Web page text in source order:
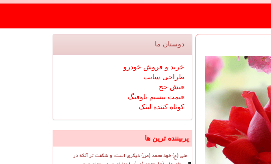
دوستان ما
خرید و فروش خودرو
طراحی سایت
فیش حج
قیمت بیسیم باوفنگ
کوتاه کننده لینک
پربیننده ترین ها
علی (ع) خود محمد (ص) دیگری است، و شگفت تر آنکه در